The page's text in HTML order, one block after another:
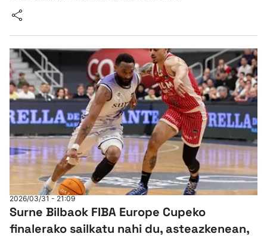
2026/03/31 - 21:09
Surne Bilbaok FIBA Europe Cupeko
finalerako sailkatu nahi du, asteazkenean,